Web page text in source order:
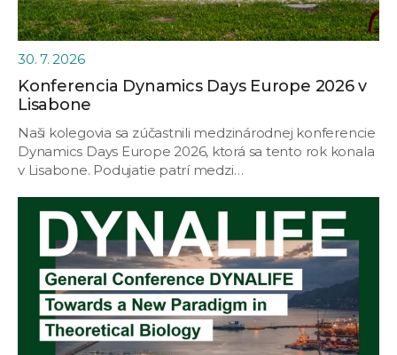
Konferencia Dynamics Days Europe 2026 v
Lisabone
30. 7. 2026
Naši kolegovia sa zúčastnili medzinárodnej konferencie
Dynamics Days Europe 2026, ktorá sa tento rok konala
v Lisabone. Podujatie patrí medzi…